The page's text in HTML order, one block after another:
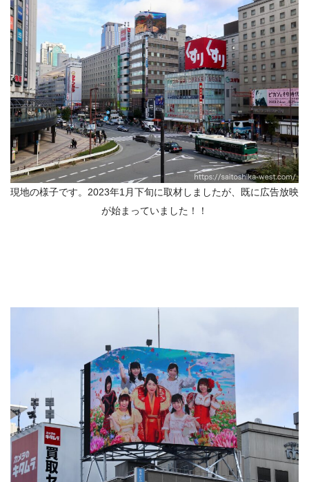
現地の様子です。2023年1月下旬に取材しましたが、既に広告放映
が始まっていました！！